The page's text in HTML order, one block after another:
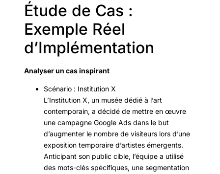
Étude de Cas :
Exemple Réel
d’Implémentation
Analyser un cas inspirant
Scénario : Institution X
L’Institution X, un musée dédié à l’art
contemporain, a décidé de mettre en œuvre
une campagne Google Ads dans le but
d’augmenter le nombre de visiteurs lors d’une
exposition temporaire d’artistes émergents.
Anticipant son public cible, l’équipe a utilisé
des mots-clés spécifiques, une segmentation